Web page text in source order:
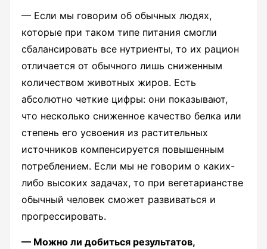
— Если мы говорим об обычных людях,
которые при таком типе питания смогли
сбалансировать все нутриенты, то их рацион
отличается от обычного лишь сниженным
количеством животных жиров. Есть
абсолютно четкие цифры: они показывают,
что несколько сниженное качество белка или
степень его усвоения из растительных
источников компенсируется повышенным
потреблением. Если мы не говорим о каких-
либо высоких задачах, то при вегетарианстве
обычный человек сможет развиваться и
прогрессировать.
— Можно ли добиться результатов,